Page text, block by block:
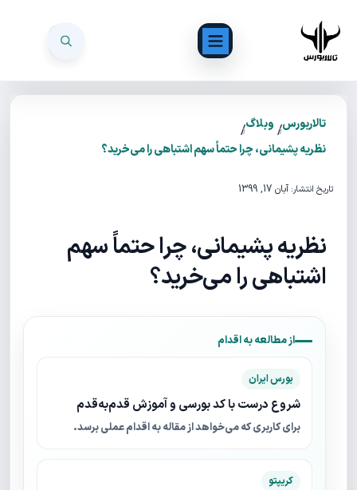
تالاربورس/ وبلاگ/
نظریه پشیمانی، چرا حتماً سهم اشتباهی را می‌خرید؟
تاریخ انتشار: آبان 17, 1399
نظریه پشیمانی، چرا حتماً سهم
اشتباهی را می‌خرید؟
از مطالعه به اقدام
بورس ایران
شروع درست با کد بورسی و آموزش قدم‌به‌قدم
برای کاربری که می‌خواهد از مقاله به اقدام عملی برسد.
کریپتو